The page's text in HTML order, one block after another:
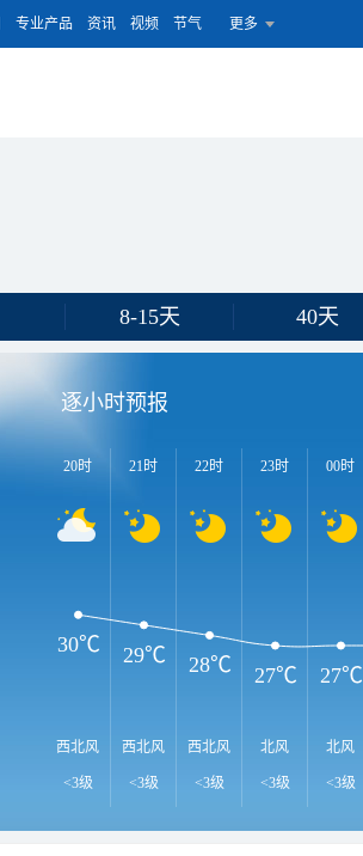
专业产品 资讯 视频 节气 更多
8-15天 40天
逐小时预报
20时
西北风
<3级
21时
西北风
<3级
22时
西北风
<3级
23时
北风
<3级
00时
北风
<3级
30℃ 29℃ 28℃ 27℃ 27℃